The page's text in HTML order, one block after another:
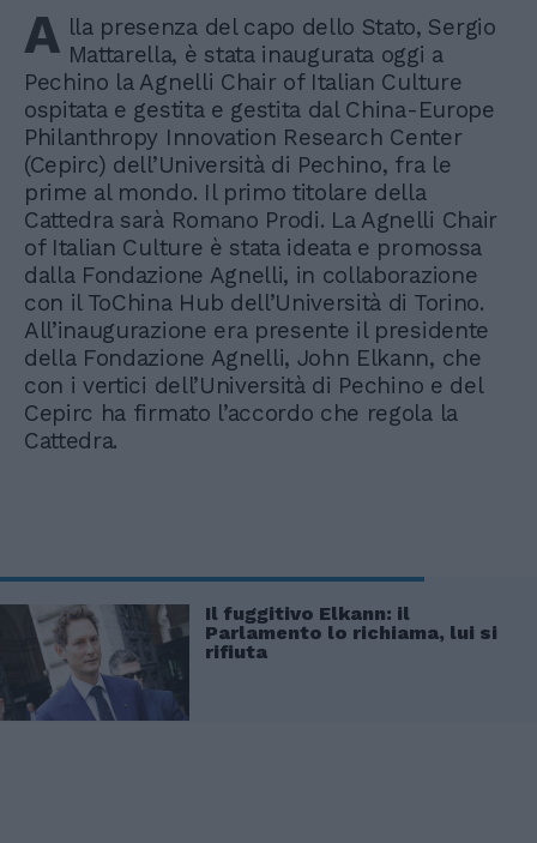
A lla presenza del capo dello Stato, Sergio
Mattarella, è stata inaugurata oggi a
Pechino la Agnelli Chair of Italian Culture
ospitata e gestita e gestita dal China-Europe
Philanthropy Innovation Research Center
(Cepirc) dell’Università di Pechino, fra le
prime al mondo. Il primo titolare della
Cattedra sarà Romano Prodi. La Agnelli Chair
of Italian Culture è stata ideata e promossa
dalla Fondazione Agnelli, in collaborazione
con il ToChina Hub dell’Università di Torino.
All’inaugurazione era presente il presidente
della Fondazione Agnelli, John Elkann, che
con i vertici dell’Università di Pechino e del
Cepirc ha firmato l’accordo che regola la
Cattedra.
Il fuggitivo Elkann: il
Parlamento lo richiama, lui si
rifiuta